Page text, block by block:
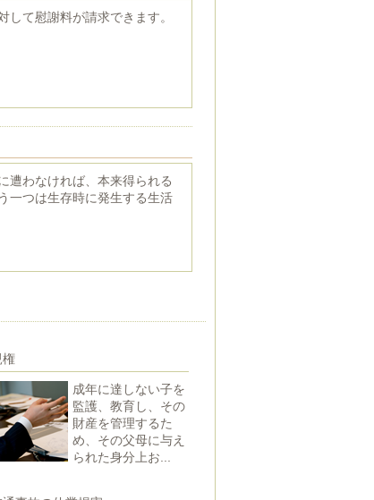
て慰謝料が請求できます。
遭わなければ、本来得られる
一つは生存時に発生する生活
権
成年に達しない子を
監護、教育し、その
財産を管理するた
め、その父母に与え
られた身分上お...